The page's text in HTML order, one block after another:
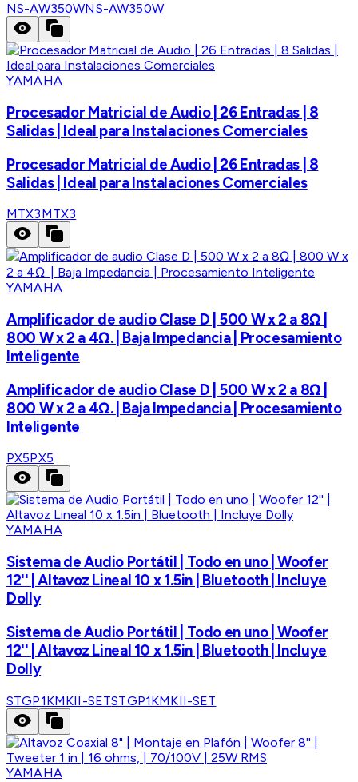
NS-AW350WNS-AW350W
YAMAHA
Procesador Matricial de Audio | 26 Entradas | 8
Salidas | Ideal para Instalaciones Comerciales
Procesador Matricial de Audio | 26 Entradas | 8
Salidas | Ideal para Instalaciones Comerciales
MTX3MTX3
YAMAHA
Amplificador de audio Clase D | 500 W x 2 a 8Ω |
800 W x 2 a 4Ω. | Baja Impedancia | Procesamiento
Inteligente
Amplificador de audio Clase D | 500 W x 2 a 8Ω |
800 W x 2 a 4Ω. | Baja Impedancia | Procesamiento
Inteligente
PX5PX5
YAMAHA
Sistema de Audio Portátil | Todo en uno | Woofer
12'' | Altavoz Lineal 10 x 1.5in | Bluetooth | Incluye
Dolly
Sistema de Audio Portátil | Todo en uno | Woofer
12'' | Altavoz Lineal 10 x 1.5in | Bluetooth | Incluye
Dolly
STGP1KMKII-SETSTGP1KMKII-SET
YAMAHA